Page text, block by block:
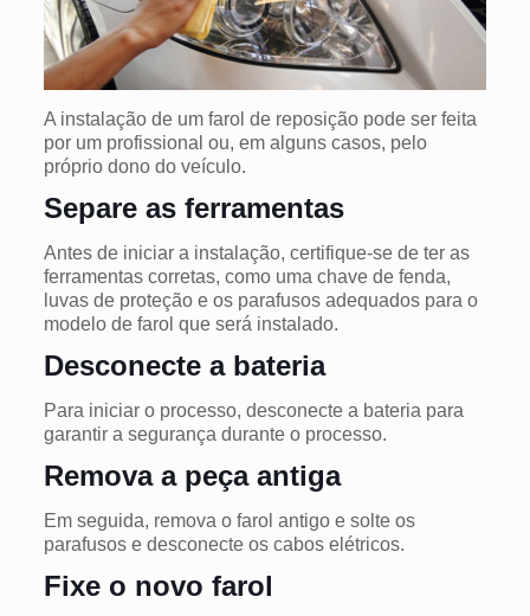
A instalação de um farol de reposição pode ser feita
por um profissional ou, em alguns casos, pelo
próprio dono do veículo.
Separe as ferramentas
Antes de iniciar a instalação, certifique-se de ter as
ferramentas corretas, como uma chave de fenda,
luvas de proteção e os parafusos adequados para o
modelo de farol que será instalado.
Desconecte a bateria
Para iniciar o processo, desconecte a bateria para
garantir a segurança durante o processo.
Remova a peça antiga
Em seguida, remova o farol antigo e solte os
parafusos e desconecte os cabos elétricos.
Fixe o novo farol